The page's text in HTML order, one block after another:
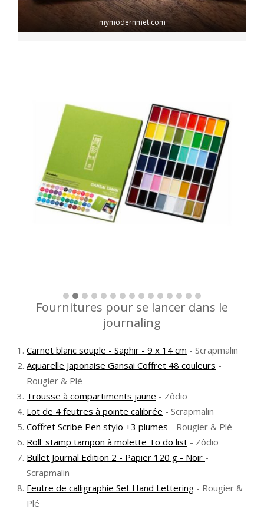
mymodernmet.com
Fournitures pour se lancer dans le
journaling
Carnet blanc souple - Saphir - 9 x 14 cm - Scrapmalin
Aquarelle Japonaise Gansai Coffret 48 couleurs -
Rougier & Plé
Trousse à compartiments jaune - Zôdio
Lot de 4 feutres à pointe calibrée - Scrapmalin
Coffret Scribe Pen stylo +3 plumes - Rougier & Plé
Roll' stamp tampon à molette To do list - Zôdio
Bullet Journal Edition 2 - Papier 120 g - Noir -
Scrapmalin
Feutre de calligraphie Set Hand Lettering - Rougier &
Plé